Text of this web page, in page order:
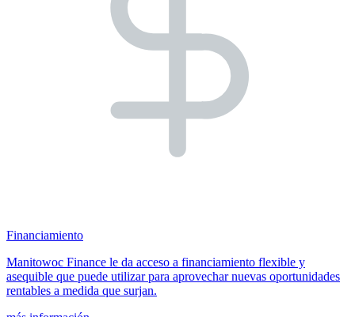
Financiamiento
Manitowoc Finance le da acceso a financiamiento flexible y
asequible que puede utilizar para aprovechar nuevas oportunidades
rentables a medida que surjan.